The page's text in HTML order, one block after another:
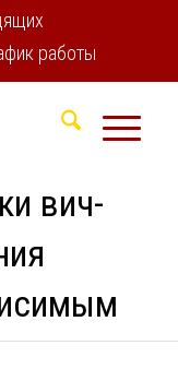
работы
вич-